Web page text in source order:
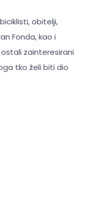
obitelji,
Fonda, kao i
zainteresirani
tko želi biti dio